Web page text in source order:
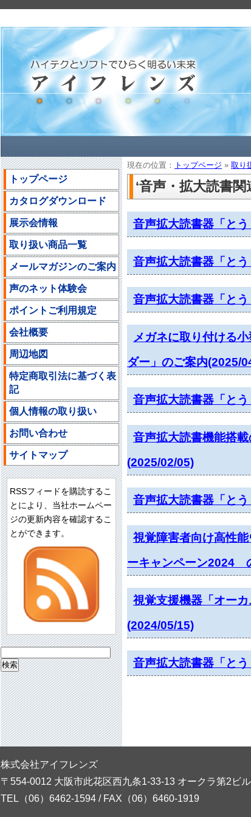
現在の位置： トップページ » 取り
‘音声・拡大読書
音声拡大読書器「と
音声拡大読書器「と
音声拡大読書器「と
メガネに取り付ける
ダー」のご案内(2025/
音声拡大読書器「と
音声拡大読書機能搭
(2025/02/05)
音声拡大読書器「と
視覚障害者向け高性
ーキャンペーン2024
視覚支援機器「オー
(2024/05/15)
音声拡大読書器「と
トップページ
カタログダウンロード
展示会情報
取り扱い商品一覧
メールマガジンのご案内
声のネット体験会
ポイントご利用規定
会社概要
周辺地図
特定商取引法に基づく表
記
個人情報の取り扱い
お問い合わせ
サイトマップ
RSSフィードを購読するこ
とにより、当社ホームペー
ジの更新内容を確認するこ
とができます。
索:
株式会社アイフレンズ
〒554-0012 大阪市此花区西九条1-33-13 オークラ第2ビル
TEL（06）6462-1594 / FAX（06）6460-1919